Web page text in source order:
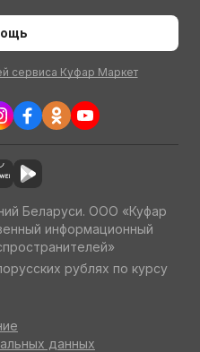
сервиса Куфар Маркет
Беларуси. ООО «Куфар
информационный
рублях по курсу
данных